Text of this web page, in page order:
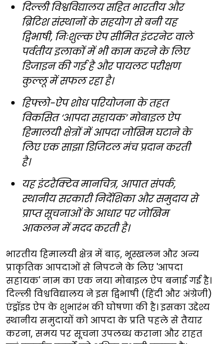
दिल्ली विश्वविद्यालय सहित भारतीय और
ब्रिटिश संस्थानों के सहयोग से बनी यह
द्विभाषी, निःशुल्क ऐप सीमित इंटरनेट वाले
पर्वतीय इलाकों में भी काम करने के लिए
डिजाइन की गई है और पायलट परीक्षण
कुल्लू में सफल रहा है।
हिफ्लो-ऐप शोध परियोजना के तहत
विकसित ‘आपदा सहायक’ मोबाइल ऐप
हिमालयी क्षेत्रों में आपदा जोखिम घटाने के
लिए एक साझा डिजिटल मंच प्रदान करती
है।
यह इंटरैक्टिव मानचित्र, आपात संपर्क,
स्थानीय सरकारी निर्देशिका और समुदाय से
प्राप्त सूचनाओं के आधार पर जोखिम
आकलन में मदद करती है।
भारतीय हिमालयी क्षेत्र में बाढ़, भूस्खलन और अन्य
प्राकृतिक आपदाओं से निपटने के लिए 'आपदा
सहायक' नाम का एक नया मोबाइल ऐप बनाई गई है।
दिल्ली विश्वविद्यालय ने इस द्विभाषी (हिंदी और अंग्रेजी)
एंड्रॉइड ऐप के शुभारंभ की घोषणा की है। इसका उद्देश्य
स्थानीय समुदायों को आपदा के प्रति पहले से तैयार
करना, समय पर सूचना उपलब्ध कराना और राहत